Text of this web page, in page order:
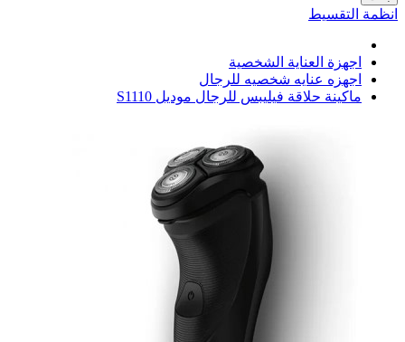
انظمة التقسيط
اجهزة العناية الشخصية
اجهزه عنايه شخصيه للرجال
ماكينة حلاقة فيليبس للرجال موديل S1110